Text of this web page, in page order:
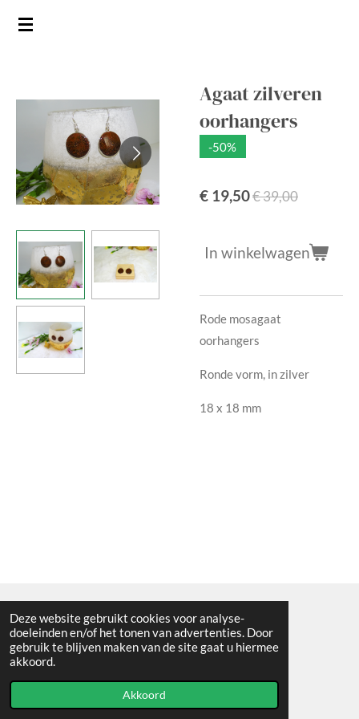
Deze website gebruikt cookies voor analyse-
doeleinden en/of het tonen van advertenties. Door
gebruik te blijven maken van de site gaat u hiermee
akkoord.
Akkoord
Ga
Agaat zilveren
oorhangers
-50%
€ 19,50€ 39,00
In winkelwagen
Rode mosagaat
oorhangers
Ronde vorm, in zilver
18 x 18 mm
Algemene voorwaarden
© 2021 - RC en mineralenshop Het vlinderpad